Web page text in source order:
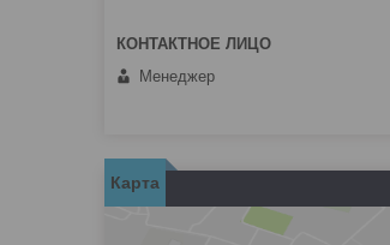
Менеджер
Карта